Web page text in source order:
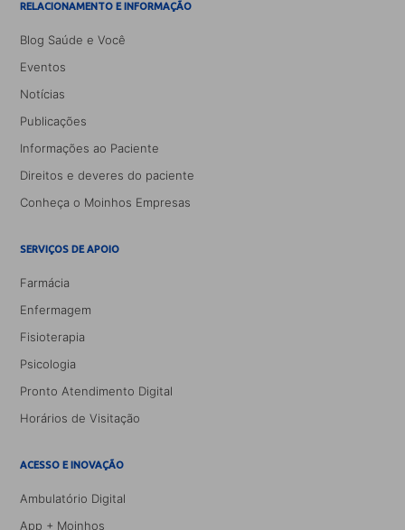
RELACIONAMENTO E INFORMAÇÃO
Blog Saúde e Você
Eventos
Notícias
Publicações
Informações ao Paciente
Direitos e deveres do paciente
Conheça o Moinhos Empresas
SERVIÇOS DE APOIO
Farmácia
Enfermagem
Fisioterapia
Psicologia
Pronto Atendimento Digital
Horários de Visitação
ACESSO E INOVAÇÃO
Ambulatório Digital
App + Moinhos